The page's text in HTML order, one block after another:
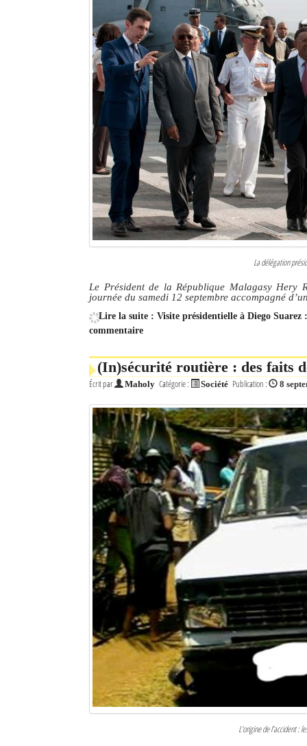
La délégation
Le Président de la République Malagasy Hery
journée du samedi 12 septembre accompagné
Lire la suite : Visite présidentielle à Diego
commentaire
(In)sécurité routière : des faits
Écrit par Maholy Catégorie : Société Publication : 8
L’origine de l’accident :